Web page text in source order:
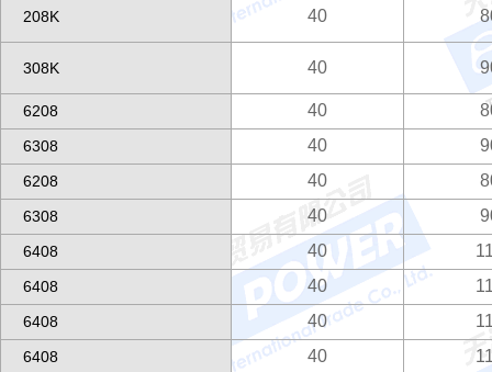
208K 40
308K 40
6208 40
6308 40
6208 40
6308 40
6408 40
6408 40
6408 40
6408 40